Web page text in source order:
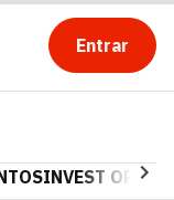
Entrar
INVEST OPINA